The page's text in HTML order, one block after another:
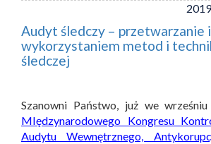
Audyt śledczy – przetwarzanie
wykorzystaniem metod i
śledczej
Szanowni Państwo, już we
MIędzynarodowego Kongresu
Audytu Wewnętrznego,